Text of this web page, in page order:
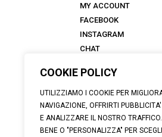
COOKIE POLICY
UTILIZZIAMO I COOKIE PER
NAVIGAZIONE, OFFRIRTI
E ANALIZZARE IL NOSTRO
BENE O "PERSONALIZZA" PER
MY ACCOUNT
FACEBOOK
INSTAGRAM
CHAT
ANTICA TALKS
ABOUT